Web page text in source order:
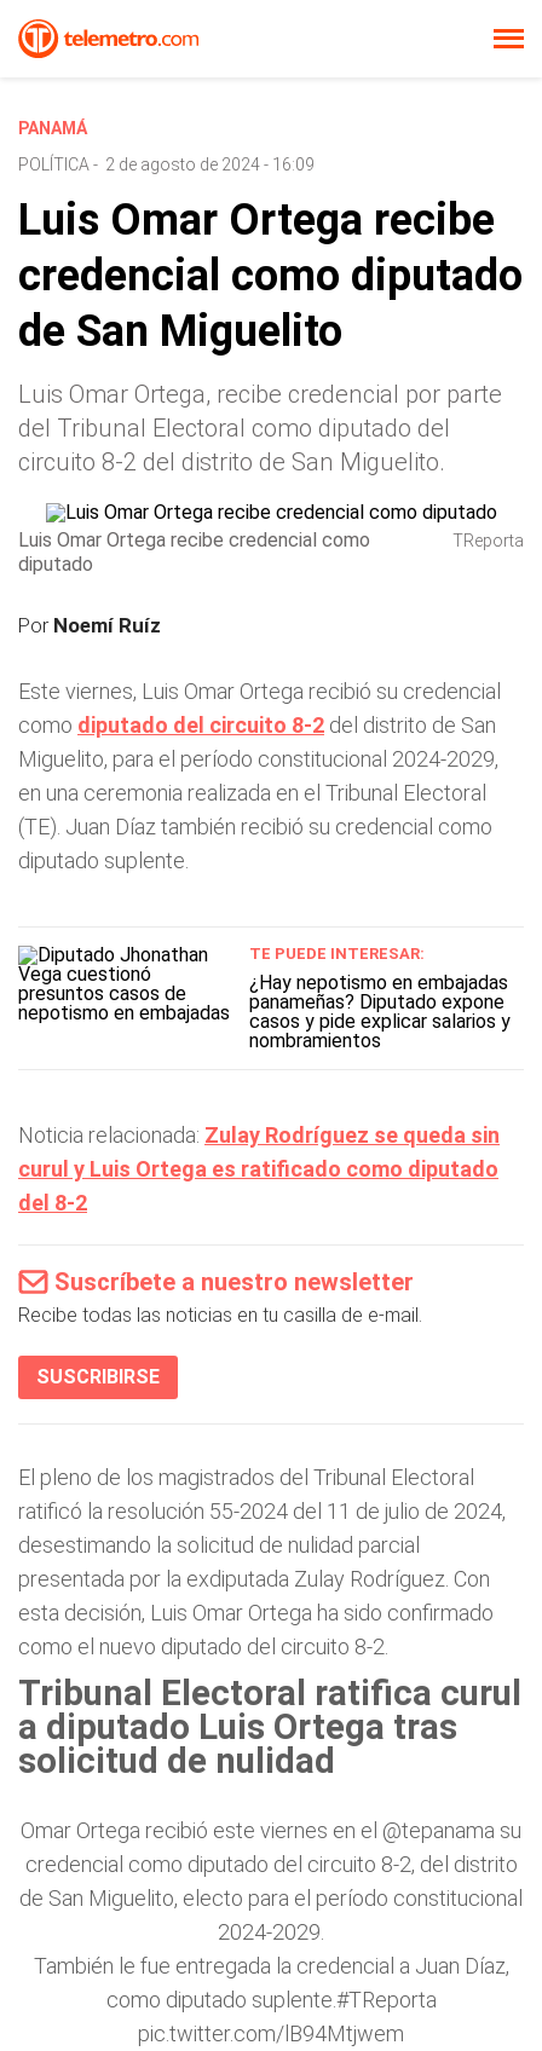
PANAMÁ
POLÍTICA - 2 de agosto de 2024 - 16:09
Luis Omar Ortega recibe
credencial como diputado
de San Miguelito
Luis Omar Ortega, recibe credencial por parte
del Tribunal Electoral como diputado del
circuito 8-2 del distrito de San Miguelito.
Luis Omar Ortega recibe credencial como
diputado
TReporta
Por Noemí Ruíz
Este viernes, Luis Omar Ortega recibió su credencial
como diputado del circuito 8-2 del distrito de San
Miguelito, para el período constitucional 2024-2029,
en una ceremonia realizada en el Tribunal Electoral
(TE). Juan Díaz también recibió su credencial como
diputado suplente.
TE PUEDE INTERESAR:
¿Hay nepotismo en embajadas
panameñas? Diputado expone
casos y pide explicar salarios y
nombramientos
Noticia relacionada: Zulay Rodríguez se queda sin
curul y Luis Ortega es ratificado como diputado
del 8-2
Suscríbete a nuestro newsletter
Recibe todas las noticias en tu casilla de e-mail.
SUSCRIBIRSE
El pleno de los magistrados del Tribunal Electoral
ratificó la resolución 55-2024 del 11 de julio de 2024,
desestimando la solicitud de nulidad parcial
presentada por la exdiputada Zulay Rodríguez. Con
esta decisión, Luis Omar Ortega ha sido confirmado
como el nuevo diputado del circuito 8-2.
Tribunal Electoral ratifica curul
a diputado Luis Ortega tras
solicitud de nulidad
Omar Ortega recibió este viernes en el @tepanama su
credencial como diputado del circuito 8-2, del distrito
de San Miguelito, electo para el período constitucional
2024-2029.
También le fue entregada la credencial a Juan Díaz,
como diputado suplente.#TReporta
pic.twitter.com/lB94Mtjwem